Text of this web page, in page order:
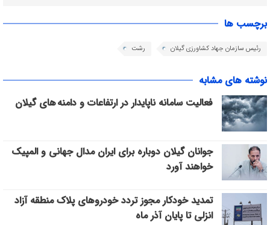
برچسب ها
رئیس سازمان جهاد کشاورزی گیلان رشت
نوشته های مشابه
فعالیت سامانه ناپایدار در ارتفاعات و دامنه های گیلان
جوانان گیلان دوباره برای ایران مدال جهانی و المپیک
خواهند آورد
تمدید خودکار مجوز تردد خودروهای پلاک منطقه آزاد
انزلی تا پایان آذر ماه